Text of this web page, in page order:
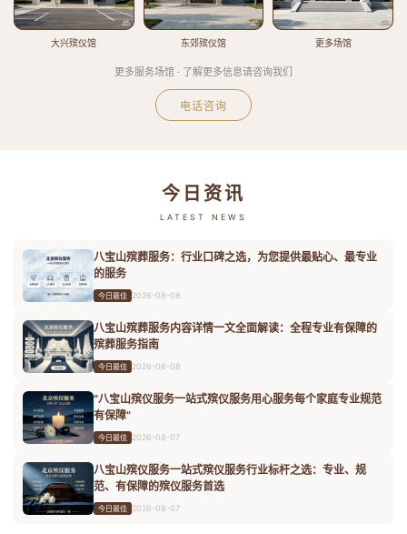
大兴殡仪馆 东郊殡仪馆 更多场馆
更多服务场馆 · 了解更多信息请咨询我们
电话咨询
今日资讯
LATEST NEWS
八宝山殡葬服务：行业口碑之选，为您提供最贴心、最专业
的服务
今日最佳 2026-08-08
八宝山殡葬服务内容详情一文全面解读：全程专业有保障的
殡葬服务指南
今日最佳 2026-08-08
“八宝山殡仪服务一站式殡仪服务用心服务每个家庭专业规范
有保障”
今日最佳 2026-08-07
八宝山殡仪服务一站式殡仪服务行业标杆之选：专业、规
范、有保障的殡仪服务首选
今日最佳 2026-08-07